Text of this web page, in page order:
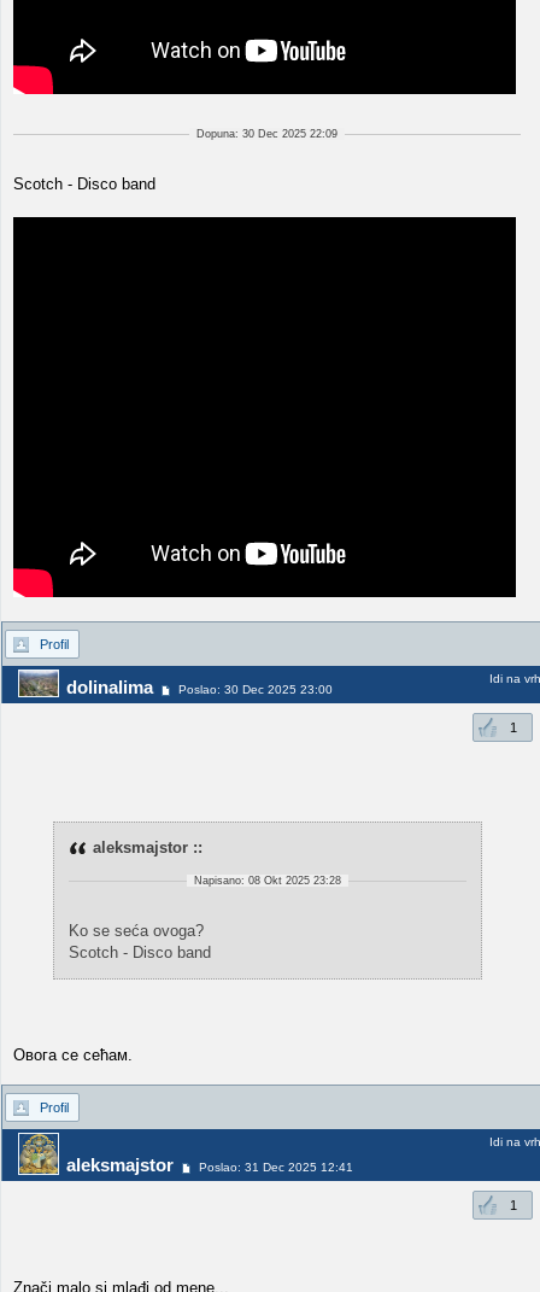
Dopuna: 30 Dec 2025 22:09
Scotch - Disco band
Profil
dolinalima Poslao: 30 Dec 2025 23:00
Idi na vrh
1
aleksmajstor ::
Napisano: 08 Okt 2025 23:28
Ko se seća ovoga?
Scotch - Disco band
Овога се сећам.
Profil
aleksmajstor Poslao: 31 Dec 2025 12:41
Idi na vrh
1
Znači malo si mlađi od mene...